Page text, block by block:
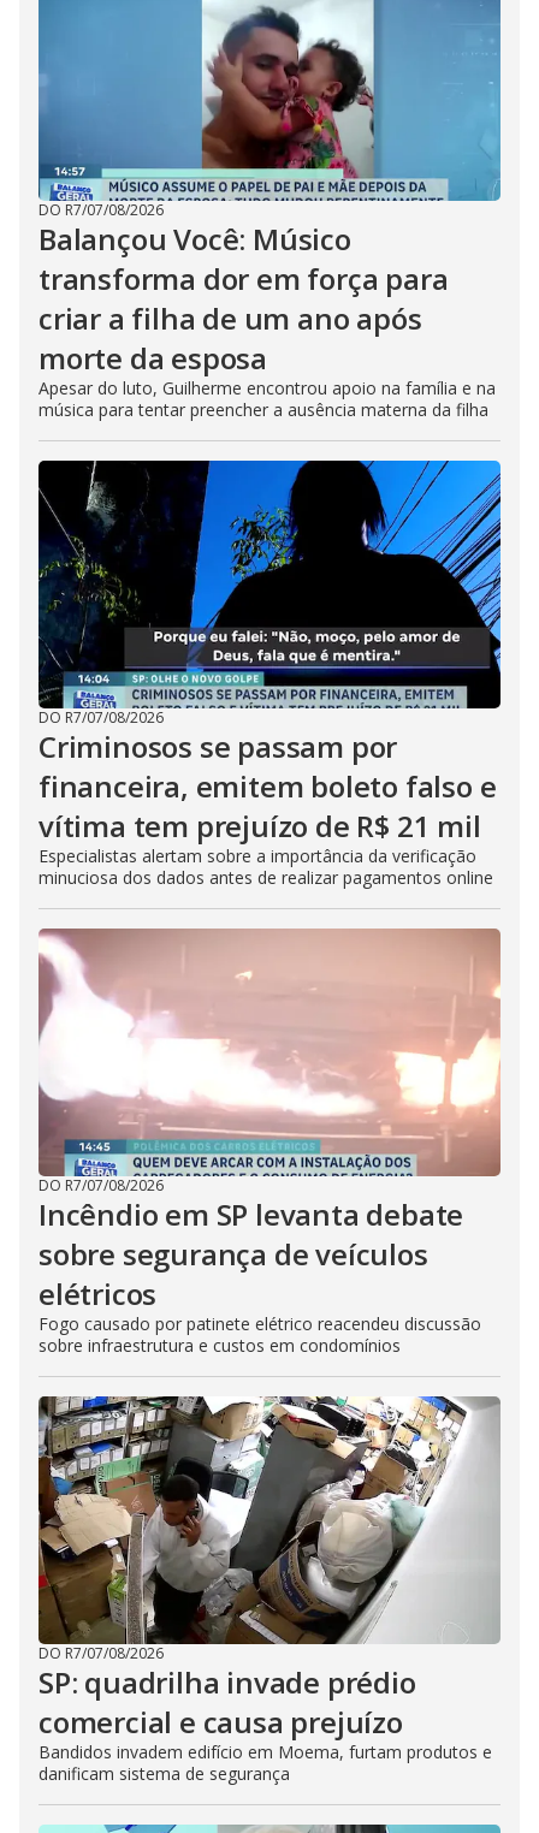
DO R7/07/08/2026
Balançou Você: Músico
transforma dor em força para
criar a filha de um ano após
morte da esposa
Apesar do luto, Guilherme encontrou apoio na família e na
música para tentar preencher a ausência materna da filha
DO R7/07/08/2026
Criminosos se passam por
financeira, emitem boleto falso e
vítima tem prejuízo de R$ 21 mil
Especialistas alertam sobre a importância da verificação
minuciosa dos dados antes de realizar pagamentos online
DO R7/07/08/2026
Incêndio em SP levanta debate
sobre segurança de veículos
elétricos
Fogo causado por patinete elétrico reacendeu discussão
sobre infraestrutura e custos em condomínios
DO R7/07/08/2026
SP: quadrilha invade prédio
comercial e causa prejuízo
Bandidos invadem edifício em Moema, furtam produtos e
danificam sistema de segurança